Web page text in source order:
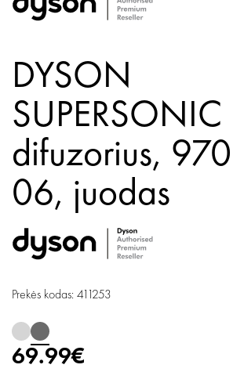
DYSON
SUPERSONIC
difuzorius,
06, juodas
Prekės kodas: 411253
69.99€